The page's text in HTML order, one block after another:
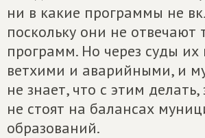
ни в какие программы не
поскольку они не отвечают
программ. Но через суды
ветхими и аварийными, и
не знает, что с этим
не стоят на балансах
образований.